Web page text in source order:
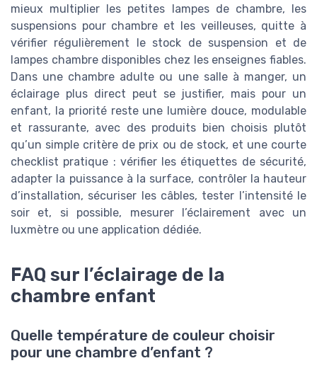
mieux multiplier les petites lampes de chambre, les
suspensions pour chambre et les veilleuses, quitte à
vérifier régulièrement le stock de suspension et de
lampes chambre disponibles chez les enseignes fiables.
Dans une chambre adulte ou une salle à manger, un
éclairage plus direct peut se justifier, mais pour un
enfant, la priorité reste une lumière douce, modulable
et rassurante, avec des produits bien choisis plutôt
qu’un simple critère de prix ou de stock, et une courte
checklist pratique : vérifier les étiquettes de sécurité,
adapter la puissance à la surface, contrôler la hauteur
d’installation, sécuriser les câbles, tester l’intensité le
soir et, si possible, mesurer l’éclairement avec un
luxmètre ou une application dédiée.
FAQ sur l’éclairage de la
chambre enfant
Quelle température de couleur choisir
pour une chambre d’enfant ?